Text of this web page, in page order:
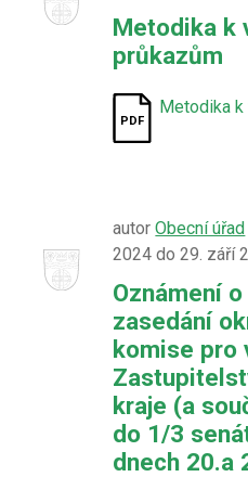
Metodika k
průkazům
Metodika
autorObecní úřad
2024 do 29. září
Oznámení
zasedání
komise pro
kraje (a
do 1/3
dnech 20.a